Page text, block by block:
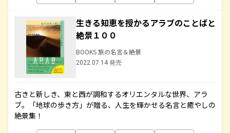
生きる知恵を授かるアラブのことばと
絶景１００
BOOKS 旅の名言＆絶景
2022.07.14 発売
古きと新しき、東と西が調和するオリエンタルな世界、アラ
ブ。「地球の歩き方」が贈る、人生を輝かせる名言と癒やしの
絶景集！